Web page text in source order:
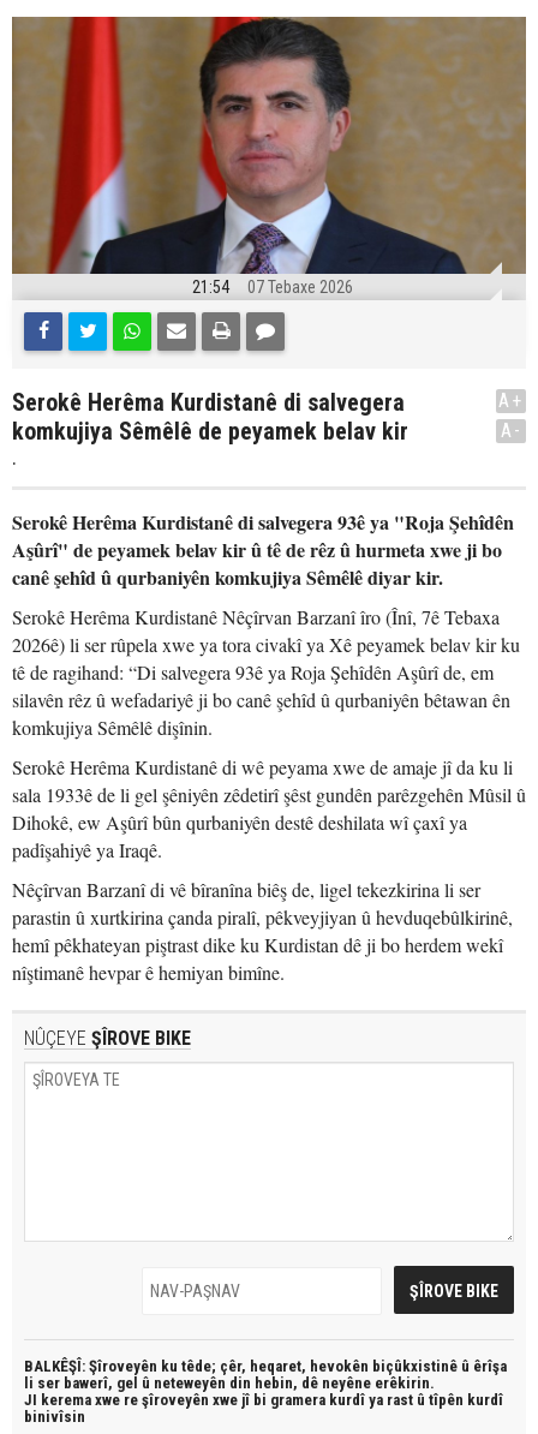
21:54 07 Tebaxe 2026
Serokê Herêma Kurdistanê di salvegera
komkujiya Sêmêlê de peyamek belav kir
.
A+
A-
Serokê Herêma Kurdistanê di salvegera 93ê ya "Roja Şehîdên
Aşûrî" de peyamek belav kir û tê de rêz û hurmeta xwe ji bo
canê şehîd û qurbaniyên komkujiya Sêmêlê diyar kir.
Serokê Herêma Kurdistanê Nêçîrvan Barzanî îro (Înî, 7ê Tebaxa
2026ê) li ser rûpela xwe ya tora civakî ya Xê peyamek belav kir ku
tê de ragihand: “Di salvegera 93ê ya Roja Şehîdên Aşûrî de, em
silavên rêz û wefadariyê ji bo canê şehîd û qurbaniyên bêtawan ên
komkujiya Sêmêlê dişînin.
Serokê Herêma Kurdistanê di wê peyama xwe de amaje jî da ku li
sala 1933ê de li gel şêniyên zêdetirî şêst gundên parêzgehên Mûsil û
Dihokê, ew Aşûrî bûn qurbaniyên destê deshilata wî çaxî ya
padîşahiyê ya Iraqê.
Nêçîrvan Barzanî di vê bîranîna biêş de, ligel tekezkirina li ser
parastin û xurtkirina çanda piralî, pêkveyjiyan û hevduqebûlkirinê,
hemî pêkhateyan piştrast dike ku Kurdistan dê ji bo herdem wekî
nîştimanê hevpar ê hemiyan bimîne.
NÛÇEYE ŞÎROVE BIKE
BALKÊŞÎ: Şîroveyên ku têde; çêr, heqaret, hevokên biçûkxistinê û êrîşa
li ser bawerî, gel û neteweyên din hebin, dê neyêne erêkirin.
JI kerema xwe re şîroveyên xwe jî bi gramera kurdî ya rast û tîpên kurdî
binivîsin